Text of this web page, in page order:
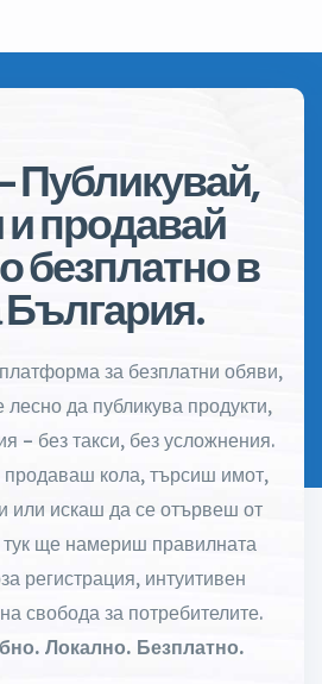
Публикувай,
продавай
безплатно в
за безплатни обяви,
да публикува продукти,
– без такси, без усложнения.
кола, търсиш имот,
или искаш да се отървеш от
ще намериш правилната
регистрация, интуитивен
свобода за потребителите.
Локално. Безплатно.